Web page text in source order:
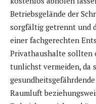
Betriebsgelände der
sorgfältig getrennt und
einer fachgerechten
Privathaushalte sollten
tunlichst vermeiden, da
Raumluft